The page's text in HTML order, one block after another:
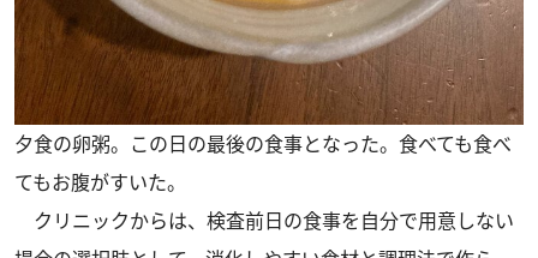
夕食の卵粥。この日の最後の食事となった。食べても食べ
てもお腹がすいた。
クリニックからは、検査前日の食事を自分で用意しない